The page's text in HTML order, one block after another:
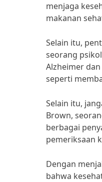
menjaga
makanan
Selain itu,
seorang
Alzheimer
seperti
Selain itu,
Brown,
berbagai
pemeriksaan
Dengan
bahwa